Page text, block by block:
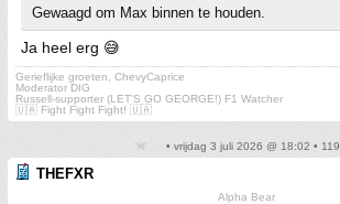
Gewaagd om Max binnen te houden.
Ja heel erg 😅
Gerieflijke groeten, ChevyCaprice
Moderator DIG
Russell-supporter (LET'S GO GEORGE!) F1 Watcher
🇺🇦 Fight Fight Fight! 🇺🇦
• vrijdag 3 juli 2026 @ 18:02 • 119
THEFXR
Alpha Bear